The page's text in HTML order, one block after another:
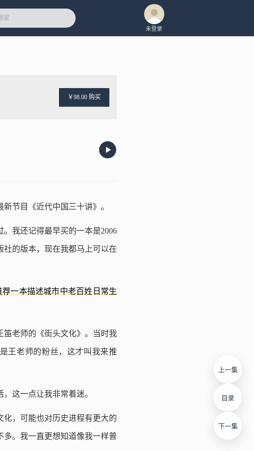
未登录
￥98.00 购买
上一集
目录
下一集
节目《近代中国三十讲》。
我还记得最早买的一本是2006
的版本，现在我都马上可以在
一本描述城市中老百姓日常生
笛老师的《街头文化》。当时我
王老师的粉丝，这才叫我来推
这一点让我非常着迷。
，可能也对历史进程有更大的
多。我一直更想知道像我一样普